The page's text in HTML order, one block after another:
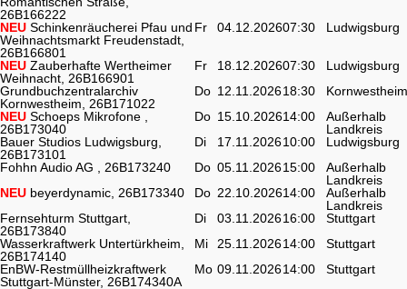
26B166222
NEU Schinkenräucherei Pfau und
Weihnachtsmarkt Freudenstadt,
26B166801
Fr 04.12.202607:30 Ludwigsburg
NEU Zauberhafte Wertheimer
Weihnacht, 26B166901
Fr 18.12.202607:30
Ludwigsburg
Grundbuchzentralarchiv
Kornwestheim, 26B171022
Do 12.11.202618:30
Kornwestheim
NEU Schoeps Mikrofone ,
26B173040
Do 15.10.202614:00
Außerhalb
Landkreis
Bauer Studios Ludwigsburg,
26B173101
Di 17.11.202610:00
Ludwigsburg
Fohhn Audio AG , 26B173240
Do 05.11.202615:00
Außerhalb
Landkreis
NEU beyerdynamic, 26B173340 Do 22.10.202614:00
Außerhalb
Landkreis
Fernsehturm Stuttgart,
26B173840
Di 03.11.202616:00
Stuttgart
Wasserkraftwerk Untertürkheim,
26B174140
Mi 25.11.202614:00
Stuttgart
EnBW-Restmüllheizkraftwerk
Stuttgart-Münster, 26B174340A
Mo 09.11.202614:00
Stuttgart